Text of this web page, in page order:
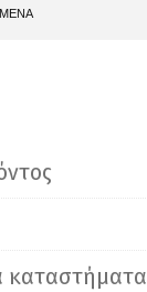
καταστήματα